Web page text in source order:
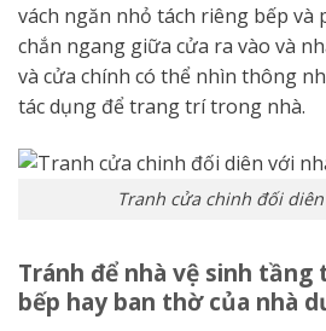
vách ngăn nhỏ tách riêng bếp và
chắn ngang giữa cửa ra vào và
và cửa chính có thể nhìn thông
tác dụng để trang trí trong nhà.
Tranh cửa chinh đối
Tránh để nhà vệ sinh tầng
bếp hay ban thờ của nhà